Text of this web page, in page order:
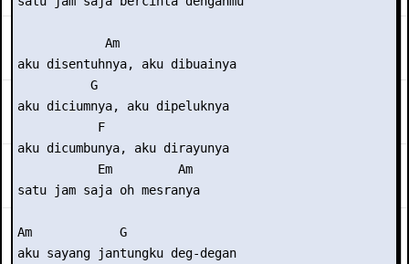
            Am
aku disentuhnya, aku dibuainya
          G
aku diciumnya, aku dipeluknya
           F
aku dicumbunya, aku dirayunya
           Em         Am
satu jam saja oh mesranya
Am            G
aku sayang jantungku deg-degan